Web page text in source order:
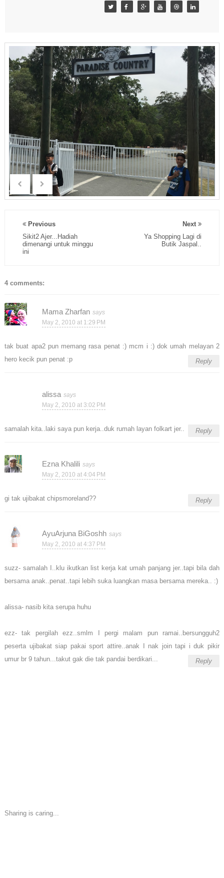
Next
Ya Shopping Lagi di
Butik Jaspal..
Previous
Sikit2 Ajer...Hadiah
dimenangi untuk minggu
ini
4 comments:
Mama Zharfan
May 2, 2010 at 1:29 PM
tak buat apa2 pun memang rasa penat :) mcm i :) dok umah melayan 2
hero kecik pun penat :p
Reply
alissa
May 2, 2010 at 3:02 PM
samalah kita..laki saya pun kerja..duk rumah layan folkart jer.. Reply
Ezna Khalili
May 2, 2010 at 4:04 PM
gi tak ujibakat chipsmoreland?? Reply
AyuArjuna BiGoshh
May 2, 2010 at 4:37 PM
suzz- samalah I..klu ikutkan list kerja kat umah panjang jer..tapi bila dah
bersama anak..penat..tapi lebih suka luangkan masa bersama mereka.. :)
alissa- nasib kita serupa huhu
ezz- tak pergilah ezz..smlm I pergi malam pun ramai..bersungguh2
peserta ujibakat siap pakai sport attire..anak I nak join tapi i duk pikir
umur br 9 tahun...takut gak die tak pandai berdikari...
Reply
Sharing is caring...